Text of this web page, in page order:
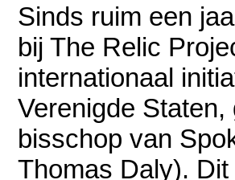
Sinds ruim een
bij The Relic
internationaal
Verenigde
bisschop van
Thomas Daly).